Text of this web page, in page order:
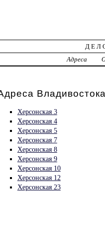
Адреса
Херсонская 3
Херсонская 4
Херсонская 5
Херсонская 7
Херсонская 8
Херсонская 9
Херсонская 10
Херсонская 12
Херсонская 23